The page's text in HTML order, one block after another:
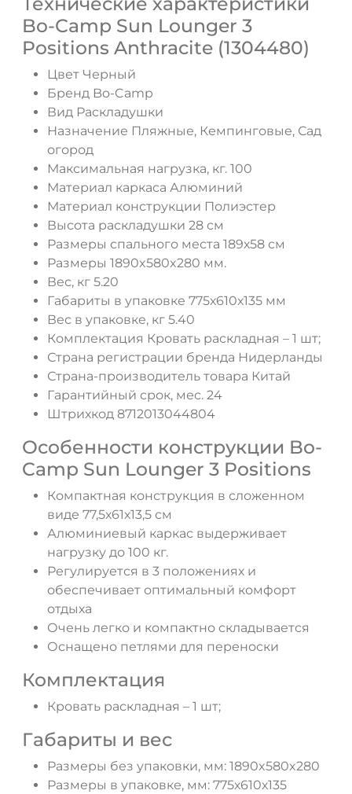
Bo-Camp Sun Lounger 3
Positions Anthracite (1304480)
Цвет Черный
Бренд Bo-Camp
Вид Раскладушки
Назначение Пляжные, Кемпинговые, Сад
огород
Максимальная нагрузка, кг. 100
Материал каркаса Алюминий
Материал конструкции Полиэстер
Высота раскладушки 28 см
Размеры спального места 189х58 см
Размеры 1890x580x280 мм.
Вес, кг 5.20
Габариты в упаковке 775х610х135 мм
Вес в упаковке, кг 5.40
Комплектация Кровать раскладная – 1 шт;
Страна регистрации бренда Нидерланды
Страна-производитель товара Китай
Гарантийный срок, мес. 24
Штрихкод 8712013044804
Особенности конструкции Bo-
Camp Sun Lounger 3 Positions
Компактная конструкция в сложенном
виде 77,5х61х13,5 см
Алюминиевый каркас выдерживает
нагрузку до 100 кг.
Регулируется в 3 положениях и
обеспечивает оптимальный комфорт
отдыха
Очень легко и компактно складывается
Оснащено петлями для переноски
Комплектация
Кровать раскладная – 1 шт;
Габариты и вес
Размеры без упаковки, мм: 1890x580x280
Размеры в упаковке, мм: 775х610х135